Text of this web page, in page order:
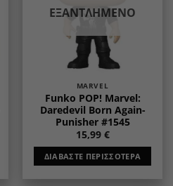
ΕΞΑΝΤΛΗΜΈΝΟ
MARVEL
Funko POP! Marvel:
Daredevil Born Again-
Punisher #1545
15,99 €
ΔΙΑΒΆΣΤΕ ΠΕΡΙΣΣΌΤΕΡΑ